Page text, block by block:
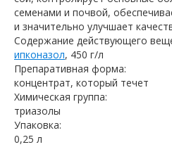
семенами и почвой,
и значительно улучшает
Содержание действующего
ипконазол, 450 г/л
Препаративная форма:
концентрат, который течет
Химическая группа:
триазолы
Упаковка:
0,25 л